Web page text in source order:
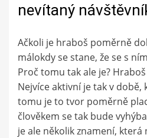
nevítaný
Ačkoli je hraboš poměrně
málokdy se stane, že se s
Proč tomu tak ale je?
Nejvíce aktivní je tak v době,
tomu je to tvor poměrně
člověkem se tak bude
je ale několik znamení,